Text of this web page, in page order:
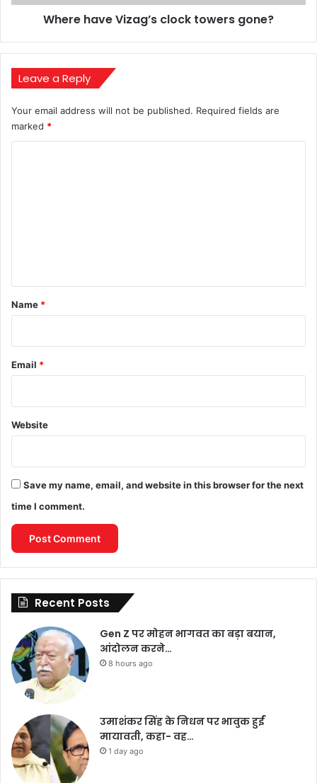
Where have Vizag’s clock towers gone?
Leave a Reply
Your email address will not be published. Required fields are
marked *
*
Name *
Email *
Website
Save my name, email, and website in this browser for the next
time I comment.
Recent Posts
Gen Z पर मोहन भागवत का बड़ा बयान,
आंदोलन करने…
8 hours ago
उमाशंकर सिंह के निधन पर भावुक हुईं
मायावती, कहा- वह…
1 day ago